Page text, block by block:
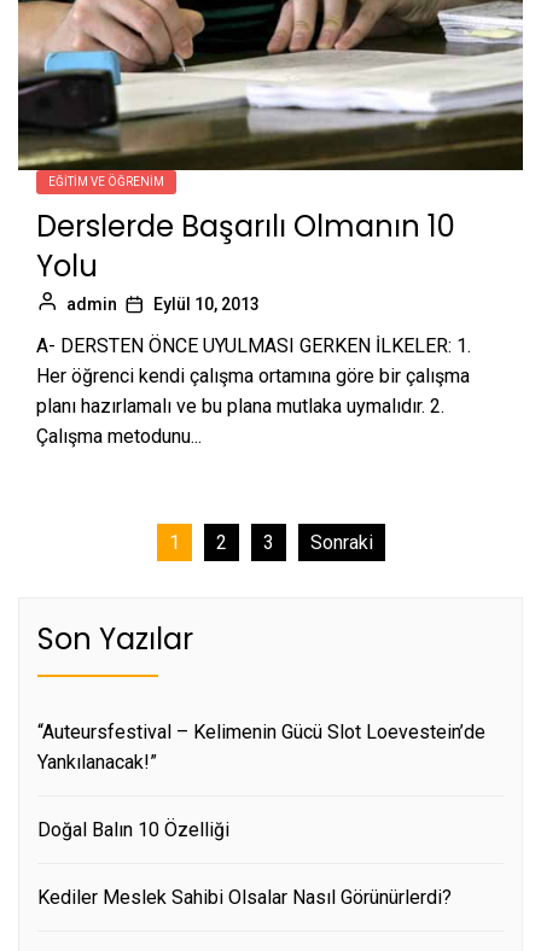
EĞITIM VE ÖĞRENIM
Derslerde Başarılı Olmanın 10
Yolu
admin Eylül 10, 2013
A- DERSTEN ÖNCE UYULMASI GERKEN İLKELER: 1.
Her öğrenci kendi çalışma ortamına göre bir çalışma
planı hazırlamalı ve bu plana mutlaka uymalıdır. 2.
Çalışma metodunu...
1 2 3 Sonraki
Son Yazılar
“Auteursfestival – Kelimenin Gücü Slot Loevestein’de
Yankılanacak!”
Doğal Balın 10 Özelliği
Kediler Meslek Sahibi Olsalar Nasıl Görünürlerdi?